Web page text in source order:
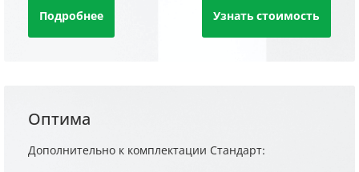
Подробнее Узнать стоимость
Оптима
Дополнительно к комплектации Стандарт: